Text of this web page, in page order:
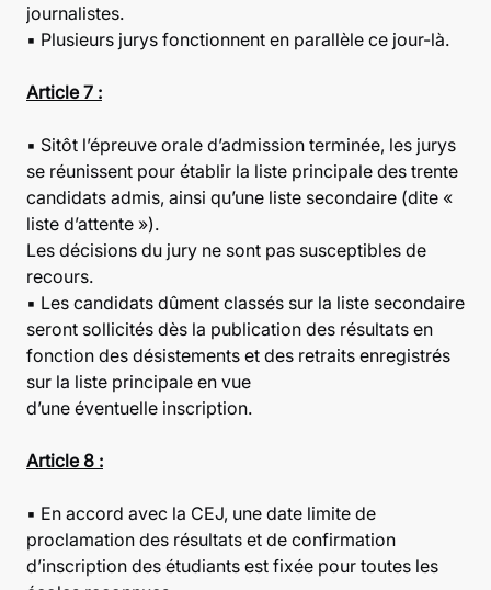
journalistes.
▪ Plusieurs jurys fonctionnent en parallèle ce jour-là.
Article 7 :
▪ Sitôt l’épreuve orale d’admission terminée, les jurys
se réunissent pour établir la liste principale des trente
candidats admis, ainsi qu’une liste secondaire (dite «
liste d’attente »).
Les décisions du jury ne sont pas susceptibles de
recours.
▪ Les candidats dûment classés sur la liste secondaire
seront sollicités dès la publication des résultats en
fonction des désistements et des retraits enregistrés
sur la liste principale en vue
d’une éventuelle inscription.
Article 8 :
▪ En accord avec la CEJ, une date limite de
proclamation des résultats et de confirmation
d’inscription des étudiants est fixée pour toutes les